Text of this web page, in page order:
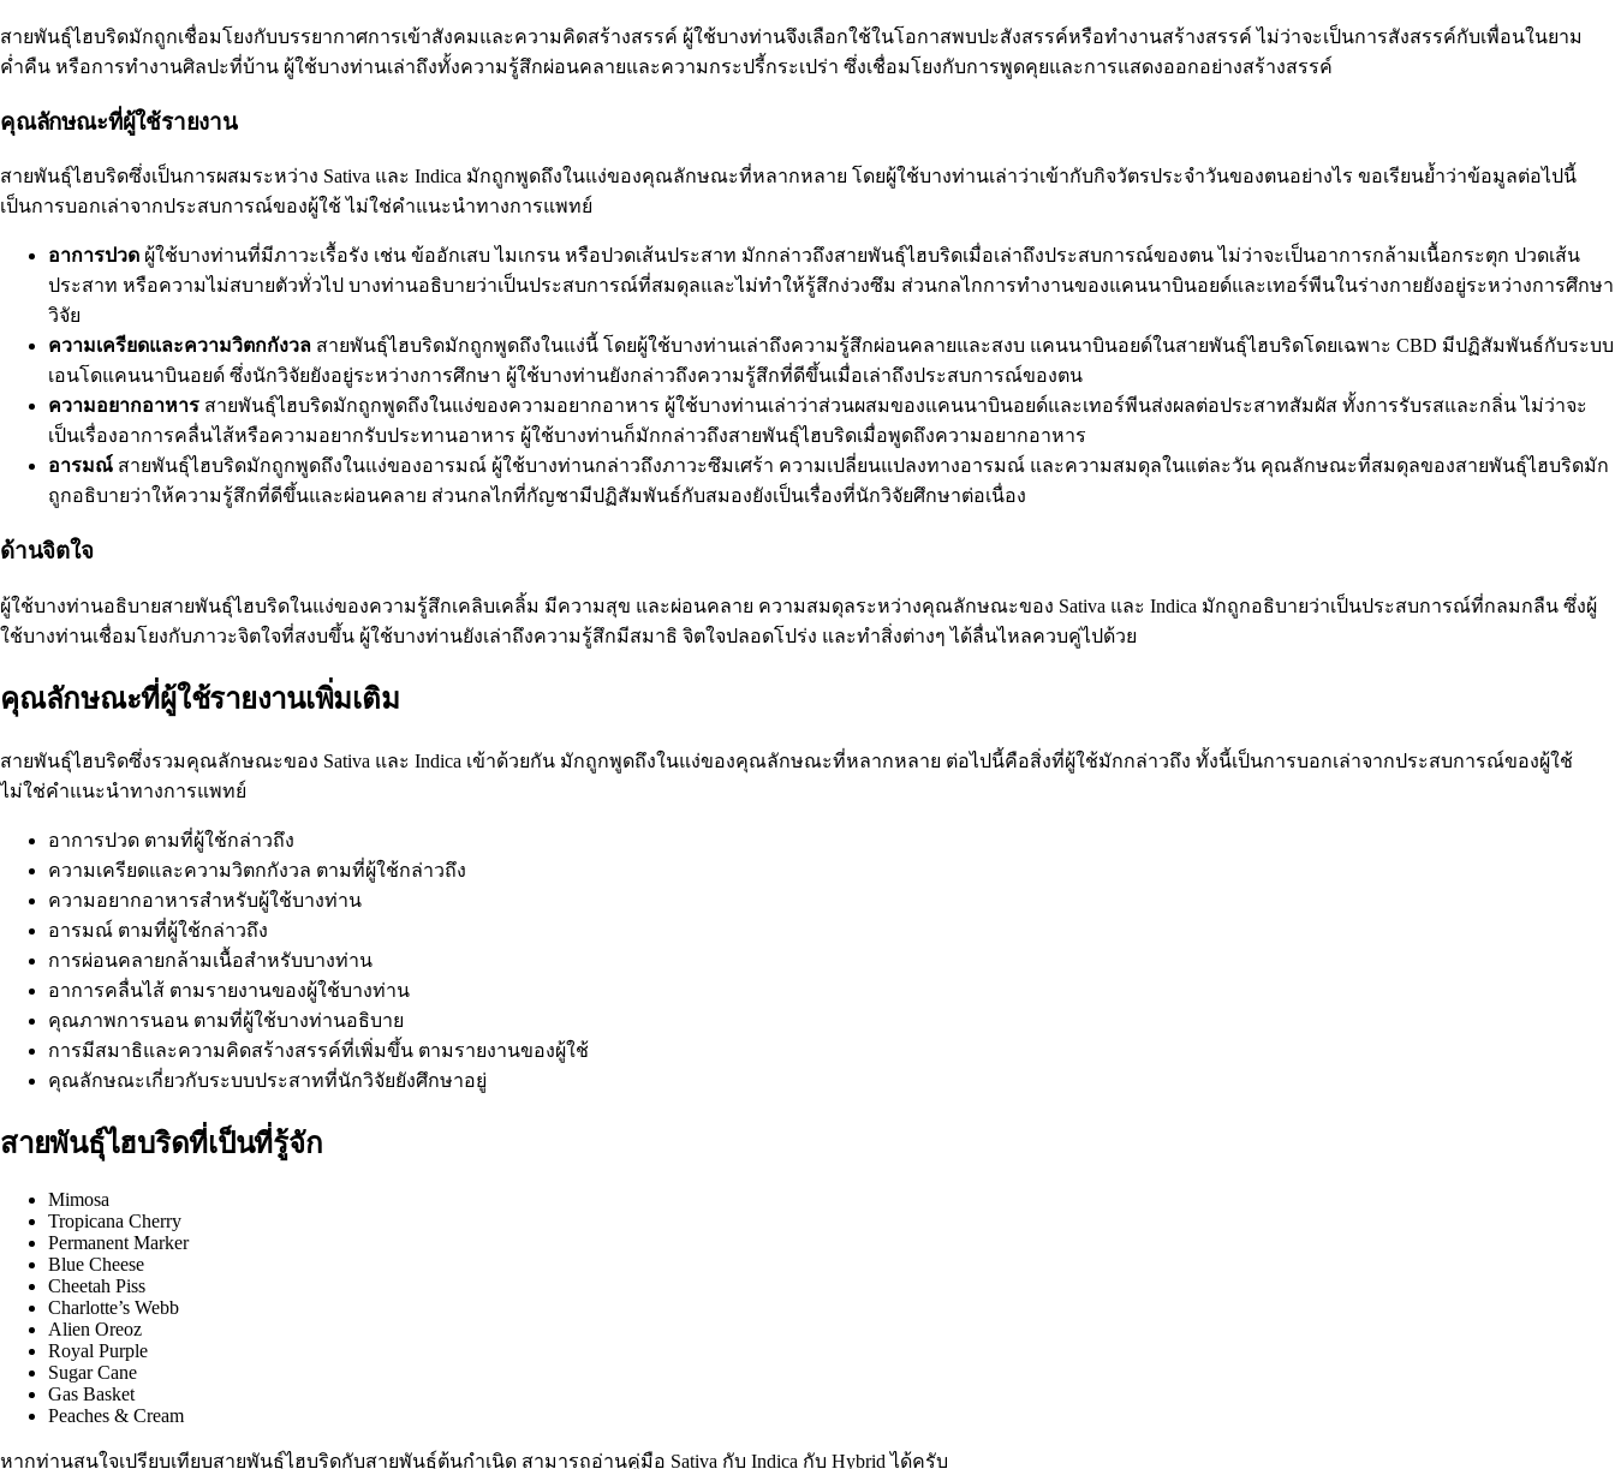
สายพันธุ์ไฮบริดมักถูกเชื่อมโยงกับบรรยากาศการเข้าสังคมและความคิดสร้างสรรค์ ผู้ใช้บางท่านจึงเลือกใช้ในโอกาสพบปะสังสรรค์หรือทำงานสร้างสรรค์ ไม่ว่าจะเป็นการสังสรรค์กับเพื่อนในยาม
ค่ำคืน หรือการทำงานศิลปะที่บ้าน ผู้ใช้บางท่านเล่าถึงทั้งความรู้สึกผ่อนคลายและความกระปรี้กระเปร่า ซึ่งเชื่อมโยงกับการพูดคุยและการแสดงออกอย่างสร้างสรรค์
คุณลักษณะที่ผู้ใช้รายงาน
สายพันธุ์ไฮบริดซึ่งเป็นการผสมระหว่าง Sativa และ Indica มักถูกพูดถึงในแง่ของคุณลักษณะที่หลากหลาย โดยผู้ใช้บางท่านเล่าว่าเข้ากับกิจวัตรประจำวันของตนอย่างไร ขอเรียนย้ำว่าข้อมูลต่อไปนี้
เป็นการบอกเล่าจากประสบการณ์ของผู้ใช้ ไม่ใช่คำแนะนำทางการแพทย์
อาการปวด ผู้ใช้บางท่านที่มีภาวะเรื้อรัง เช่น ข้ออักเสบ ไมเกรน หรือปวดเส้นประสาท มักกล่าวถึงสายพันธุ์ไฮบริดเมื่อเล่าถึงประสบการณ์ของตน ไม่ว่าจะเป็นอาการกล้ามเนื้อกระตุก ปวดเส้น
ประสาท หรือความไม่สบายตัวทั่วไป บางท่านอธิบายว่าเป็นประสบการณ์ที่สมดุลและไม่ทำให้รู้สึกง่วงซึม ส่วนกลไกการทำงานของแคนนาบินอยด์และเทอร์พีนในร่างกายยังอยู่ระหว่างการศึกษา
วิจัย
ความเครียดและความวิตกกังวล สายพันธุ์ไฮบริดมักถูกพูดถึงในแง่นี้ โดยผู้ใช้บางท่านเล่าถึงความรู้สึกผ่อนคลายและสงบ แคนนาบินอยด์ในสายพันธุ์ไฮบริดโดยเฉพาะ CBD มีปฏิสัมพันธ์กับระบบ
เอนโดแคนนาบินอยด์ ซึ่งนักวิจัยยังอยู่ระหว่างการศึกษา ผู้ใช้บางท่านยังกล่าวถึงความรู้สึกที่ดีขึ้นเมื่อเล่าถึงประสบการณ์ของตน
ความอยากอาหาร สายพันธุ์ไฮบริดมักถูกพูดถึงในแง่ของความอยากอาหาร ผู้ใช้บางท่านเล่าว่าส่วนผสมของแคนนาบินอยด์และเทอร์พีนส่งผลต่อประสาทสัมผัส ทั้งการรับรสและกลิ่น ไม่ว่าจะ
เป็นเรื่องอาการคลื่นไส้หรือความอยากรับประทานอาหาร ผู้ใช้บางท่านก็มักกล่าวถึงสายพันธุ์ไฮบริดเมื่อพูดถึงความอยากอาหาร
อารมณ์ สายพันธุ์ไฮบริดมักถูกพูดถึงในแง่ของอารมณ์ ผู้ใช้บางท่านกล่าวถึงภาวะซึมเศร้า ความเปลี่ยนแปลงทางอารมณ์ และความสมดุลในแต่ละวัน คุณลักษณะที่สมดุลของสายพันธุ์ไฮบริดมัก
ถูกอธิบายว่าให้ความรู้สึกที่ดีขึ้นและผ่อนคลาย ส่วนกลไกที่กัญชามีปฏิสัมพันธ์กับสมองยังเป็นเรื่องที่นักวิจัยศึกษาต่อเนื่อง
ด้านจิตใจ
ผู้ใช้บางท่านอธิบายสายพันธุ์ไฮบริดในแง่ของความรู้สึกเคลิบเคลิ้ม มีความสุข และผ่อนคลาย ความสมดุลระหว่างคุณลักษณะของ Sativa และ Indica มักถูกอธิบายว่าเป็นประสบการณ์ที่กลมกลืน ซึ่งผู้
ใช้บางท่านเชื่อมโยงกับภาวะจิตใจที่สงบขึ้น ผู้ใช้บางท่านยังเล่าถึงความรู้สึกมีสมาธิ จิตใจปลอดโปร่ง และทำสิ่งต่างๆ ได้ลื่นไหลควบคู่ไปด้วย
คุณลักษณะที่ผู้ใช้รายงานเพิ่มเติม
สายพันธุ์ไฮบริดซึ่งรวมคุณลักษณะของ Sativa และ Indica เข้าด้วยกัน มักถูกพูดถึงในแง่ของคุณลักษณะที่หลากหลาย ต่อไปนี้คือสิ่งที่ผู้ใช้มักกล่าวถึง ทั้งนี้เป็นการบอกเล่าจากประสบการณ์ของผู้ใช้
ไม่ใช่คำแนะนำทางการแพทย์
อาการปวด ตามที่ผู้ใช้กล่าวถึง
ความเครียดและความวิตกกังวล ตามที่ผู้ใช้กล่าวถึง
ความอยากอาหารสำหรับผู้ใช้บางท่าน
อารมณ์ ตามที่ผู้ใช้กล่าวถึง
การผ่อนคลายกล้ามเนื้อสำหรับบางท่าน
อาการคลื่นไส้ ตามรายงานของผู้ใช้บางท่าน
คุณภาพการนอน ตามที่ผู้ใช้บางท่านอธิบาย
การมีสมาธิและความคิดสร้างสรรค์ที่เพิ่มขึ้น ตามรายงานของผู้ใช้
คุณลักษณะเกี่ยวกับระบบประสาทที่นักวิจัยยังศึกษาอยู่
สายพันธุ์ไฮบริดที่เป็นที่รู้จัก
Mimosa
Tropicana Cherry
Permanent Marker
Blue Cheese
Cheetah Piss
Charlotte’s Webb
Alien Oreoz
Royal Purple
Sugar Cane
Gas Basket
Peaches & Cream
หากท่านสนใจเปรียบเทียบสายพันธุ์ไฮบริดกับสายพันธุ์ต้นกำเนิด สามารถอ่านคู่มือ Sativa กับ Indica กับ Hybrid ได้ครับ